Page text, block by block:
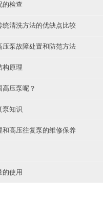
的检查
统清洗方法的优缺点比较
压泵故障处置和防范方法
构原理
压泵呢？
泵知识
和高压往复泵的维修保养
的使用